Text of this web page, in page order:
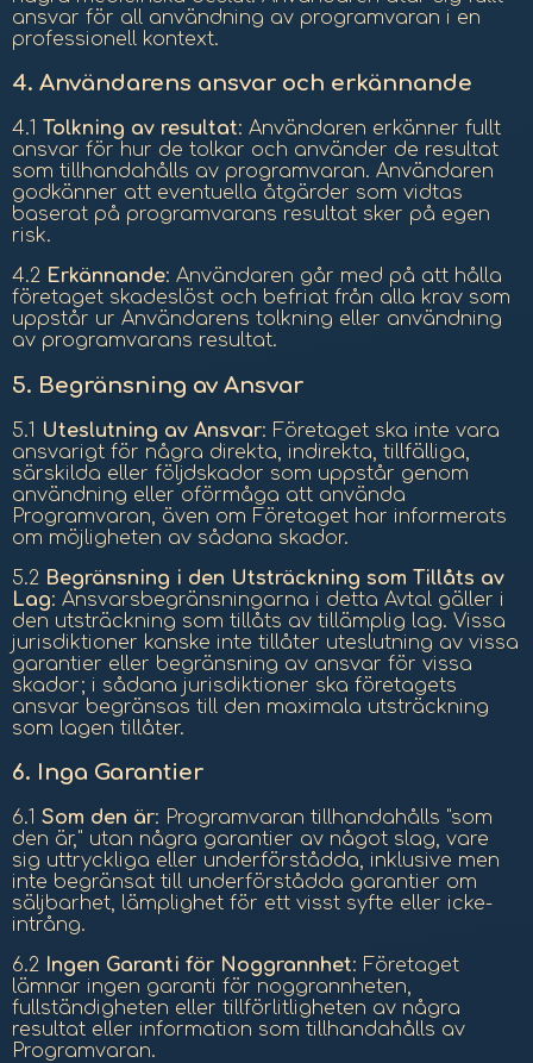
ansvar för all användning av programvaran i en
professionell kontext.
4. Användarens ansvar och erkännande
4.1 Tolkning av resultat: Användaren erkänner fullt
ansvar för hur de tolkar och använder de resultat
som tillhandahålls av programvaran. Användaren
godkänner att eventuella åtgärder som vidtas
baserat på programvarans resultat sker på egen
risk.
4.2 Erkännande: Användaren går med på att hålla
företaget skadeslöst och befriat från alla krav som
uppstår ur Användarens tolkning eller användning
av programvarans resultat.
5. Begränsning av Ansvar
5.1 Uteslutning av Ansvar: Företaget ska inte vara
ansvarigt för några direkta, indirekta, tillfälliga,
särskilda eller följdskador som uppstår genom
användning eller oförmåga att använda
Programvaran, även om Företaget har informerats
om möjligheten av sådana skador.
5.2 Begränsning i den Utsträckning som Tillåts av
Lag: Ansvarsbegränsningarna i detta Avtal gäller i
den utsträckning som tillåts av tillämplig lag. Vissa
jurisdiktioner kanske inte tillåter uteslutning av vissa
garantier eller begränsning av ansvar för vissa
skador; i sådana jurisdiktioner ska företagets
ansvar begränsas till den maximala utsträckning
som lagen tillåter.
6. Inga Garantier
6.1 Som den är: Programvaran tillhandahålls "som
den är," utan några garantier av något slag, vare
sig uttryckliga eller underförstådda, inklusive men
inte begränsat till underförstådda garantier om
säljbarhet, lämplighet för ett visst syfte eller icke-
intrång.
6.2 Ingen Garanti för Noggrannhet: Företaget
lämnar ingen garanti för noggrannheten,
fullständigheten eller tillförlitligheten av några
resultat eller information som tillhandahålls av
Programvaran.